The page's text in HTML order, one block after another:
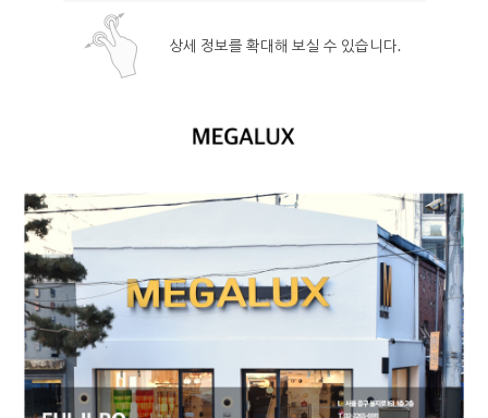
상세 정보를 확대해 보실 수 있습니다.